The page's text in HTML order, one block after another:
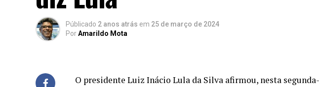
Públicado 2 anos atrás em 25 de março de 2024
PorAmarildo Mota
O presidente Luiz Inácio Lula da Silva afirmou, nesta